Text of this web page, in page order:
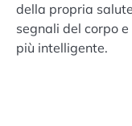
della propria
segnali del corpo
più intelligente.